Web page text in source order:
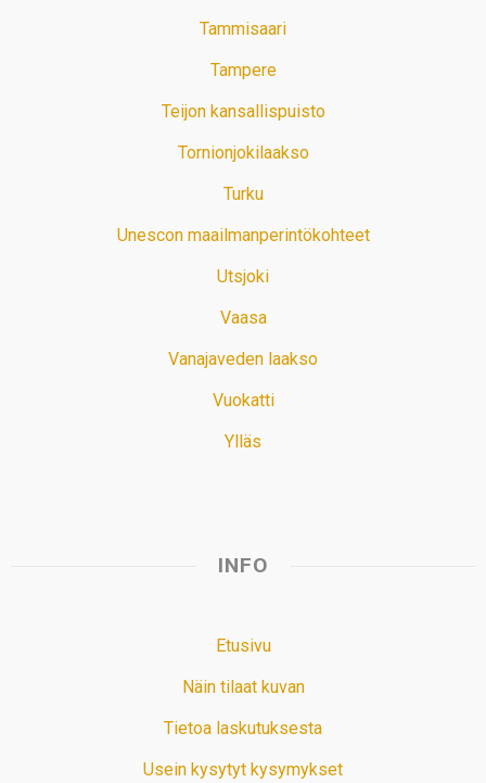
Tammisaari
Tampere
Teijon kansallispuisto
Tornionjokilaakso
Turku
Unescon maailmanperintökohteet
Utsjoki
Vaasa
Vanajaveden laakso
Vuokatti
Ylläs
INFO
Etusivu
Näin tilaat kuvan
Tietoa laskutuksesta
Usein kysytyt kysymykset